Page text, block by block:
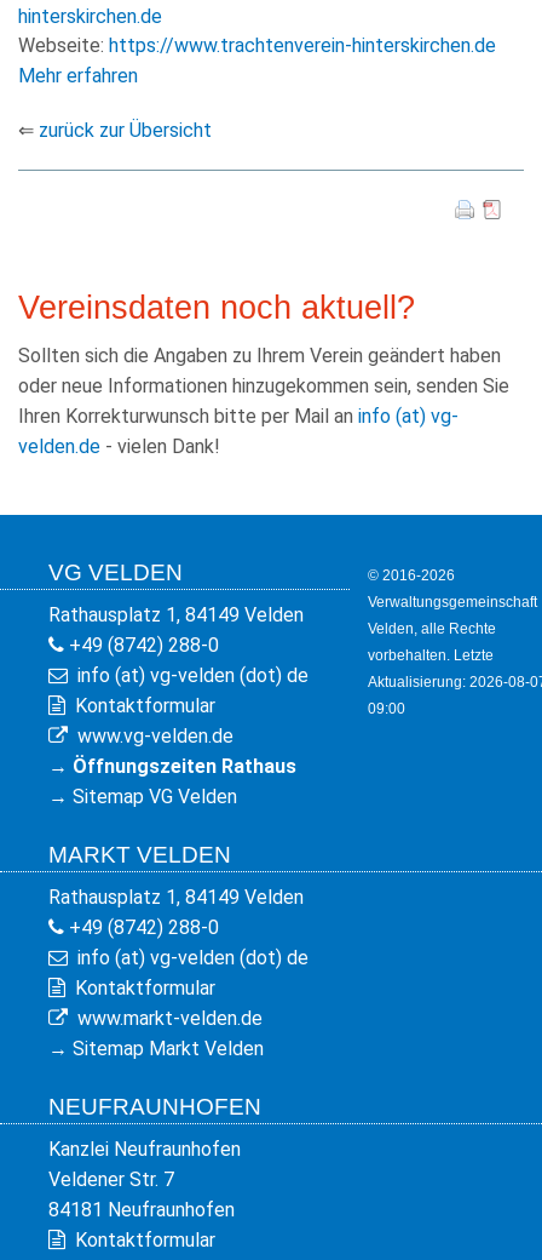
hinterskirchen.de
Webseite: https://www.trachtenverein-hinterskirchen.de
Mehr erfahren
⇐ zurück zur Übersicht
Vereinsdaten noch aktuell?
Sollten sich die Angaben zu Ihrem Verein geändert haben
oder neue Informationen hinzugekommen sein, senden Sie
Ihren Korrekturwunsch bitte per Mail an info (at) vg-
velden.de - vielen Dank!
VG VELDEN
Rathausplatz 1, 84149 Velden
+49 (8742) 288-0
info (at) vg-velden (dot) de
Kontaktformular
www.vg-velden.de
→ Öffnungszeiten Rathaus
→ Sitemap VG Velden
MARKT VELDEN
Rathausplatz 1, 84149 Velden
+49 (8742) 288-0
info (at) vg-velden (dot) de
Kontaktformular
www.markt-velden.de
→ Sitemap Markt Velden
NEUFRAUNHOFEN
Kanzlei Neufraunhofen
Veldener Str. 7
84181 Neufraunhofen
Kontaktformular
© 2016-2026
Verwaltungsgemeinschaft
Velden, alle Rechte
vorbehalten. Letzte
Aktualisierung: 2026-08-
09:00